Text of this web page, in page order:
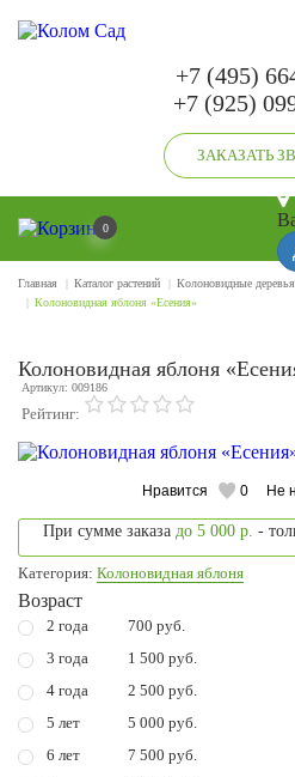
+7 (495)
+7 (925)
ЗАКАЗАТЬ
0
Главная Каталог растений Колоновидные деревья
Колоновидная яблоня «Есения»
Колоновидная яблоня
Артикул: 009186
Рейтинг:
Нравится 0 Не
При сумме заказа до 5 000 р. -
Категория: Колоновидная яблоня
Возраст
2 года
700 руб.
3 года
1 500 руб.
4 года
2 500 руб.
5 лет
5 000 руб.
6 лет
7 500 руб.